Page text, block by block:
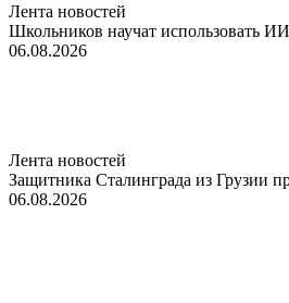
Лента новостей
Школьников научат использовать ИИ
06.08.2026
Лента новостей
Защитника Сталинграда из Грузии
06.08.2026